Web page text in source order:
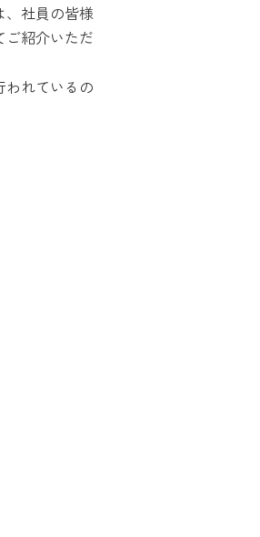
、社員の皆様
ご紹介いただ
われているの